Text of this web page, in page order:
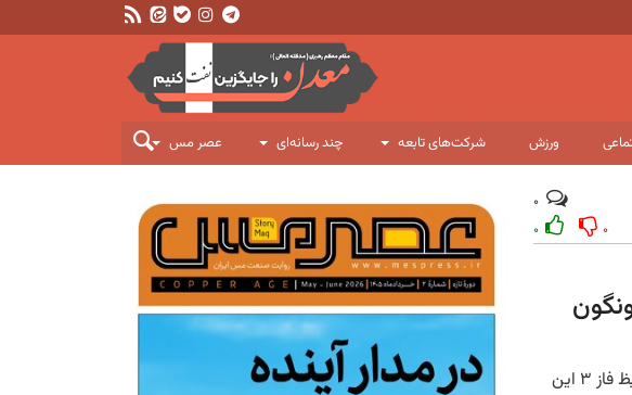
ورزش شرکت‌های تابعه چند رسانه‌ای عصر مس
۰ ۰
مدیر مجتمع سونگون از آغاز نصب بزرگ‌ترین سلول‌های فلوتاسیون صنعت مس کشور در پروژه کارخانه تغلیظ فاز ۳ این